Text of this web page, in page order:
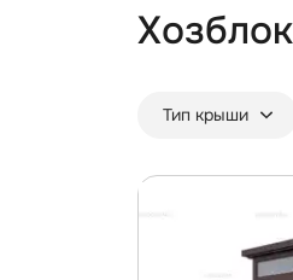
Тип крыши